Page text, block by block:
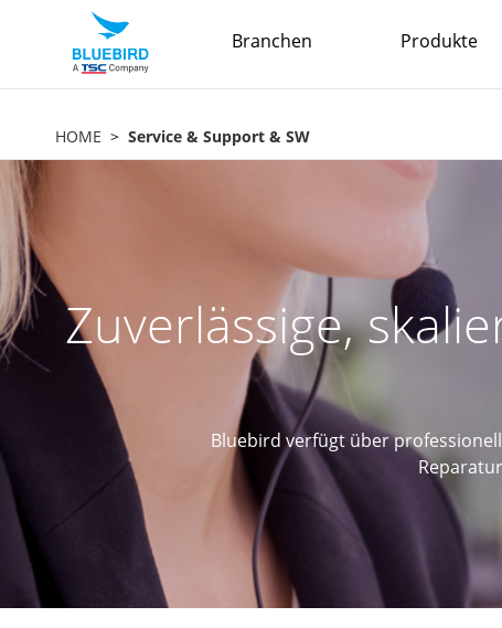
Branchen Produkte
HOME Service & Support & SW
Zuverlässige,
Bluebird verfügt über